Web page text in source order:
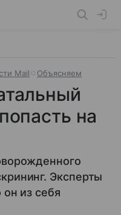
Mail Объясняем
на
Эксперты
он из себя